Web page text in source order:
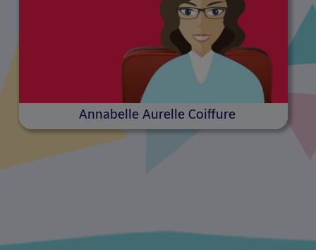
Annabelle Aurelle Coiffure